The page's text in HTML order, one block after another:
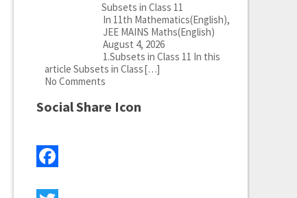
Subsets in Class 11
In 11th Mathematics(English),
JEE MAINS Maths(English)
August 4, 2026
1.Subsets in Class 11 In this
article Subsets in Class[…]
No Comments
Social Share Icon